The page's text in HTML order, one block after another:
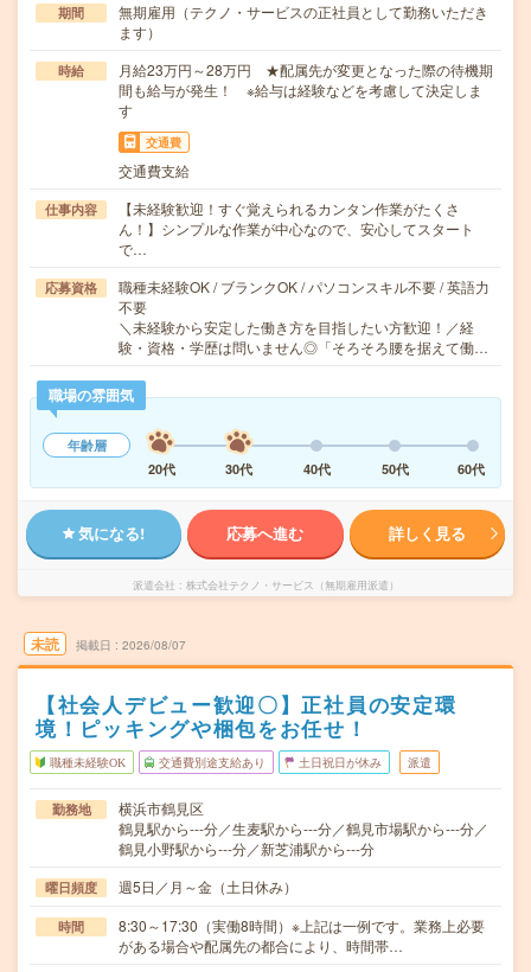
期間
無期雇用（テクノ・サービスの正社員として勤務いただき
ます）
時給
月給23万円～28万円 ★配属先が変更となった際の待機期
間も給与が発生！ ※給与は経験などを考慮して決定しま
す
交通費
交通費支給
仕事内容
【未経験歓迎！すぐ覚えられるカンタン作業がたくさ
ん！】シンプルな作業が中心なので、安心してスタート
で…
応募資格
職種未経験OK / ブランクOK / パソコンスキル不要 / 英語力
不要
＼未経験から安定した働き方を目指したい方歓迎！／経
験・資格・学歴は問いません◎「そろそろ腰を据えて働…
職場の雰囲気
年齢層
20代
30代 40代 50代 60代
気になる! 応募へ進む 詳しく見る
派遣会社 株式会社テクノ・サービス（無期雇用派遣）
未読 掲載日 2026/08/07
【社会人デビュー歓迎〇】正社員の安定環
境！ピッキングや梱包をお任せ！
職種未経験OK 交通費別途支給あり 土日祝日が休み 派遣
勤務地
横浜市鶴見区
鶴見駅から---分／生麦駅から---分／鶴見市場駅から---分／
鶴見小野駅から---分／新芝浦駅から---分
曜日頻度 週5日／月～金（土日休み）
時間
8:30～17:30（実働8時間）※上記は一例です。業務上必要
がある場合や配属先の都合により、時間帯…